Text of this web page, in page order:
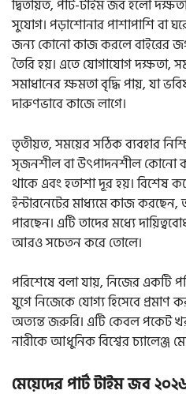
দ্বিতীয়ত, পার্ট-টাইম জব হলো
সুযোগ। পড়াশোনার পাশাপাশি বা
জন্য কোনো কাজ করলে বাইরের
তৈরি হয়। এতে যোগাযোগ দক্ষতা,
সমাধানের ক্ষমতা বৃদ্ধি পায়, যা
দারুণভাবে কাজে লাগে।
তৃতীয়ত, সময়ের সঠিক ব্যবহার
সৃজনশীল বা উৎপাদনশীল কোনো
থাকে এবং হতাশা দূর হয়। বিশেষ
ইন্টারনেটের মাধ্যমে কাজ
পারছেন। এটি তাদের মধ্যে
আরও সচেতন করে তোলে।
পরিশেষে বলা যায়, নিজের একটি
যুগে নিজেকে যোগ্য হিসেবে প্রমাণ
অত্যন্ত জরুরি। এটি কেবল পকেট
নারীকে আধুনিক বিশ্বের চ্যালেঞ্জ
মেয়েদের পার্ট টাইম জব